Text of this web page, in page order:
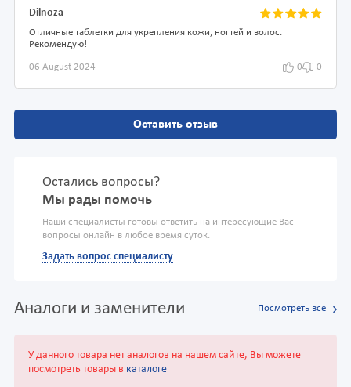
Dilnoza
Отличные таблетки для укрепления кожи, ногтей и волос.
Рекомендую!
06 August 2024 0 0
Оставить отзыв
Остались вопросы?
Мы рады помочь
Наши специалисты готовы ответить на интересующие Вас
вопросы онлайн в любое время суток.
Задать вопрос специалисту
Аналоги и заменители Посмотреть все
У данного товара нет аналогов на нашем сайте, Вы можете
посмотреть товары в каталоге